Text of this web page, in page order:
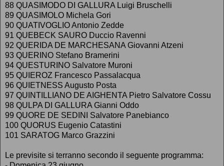
88 QUASIMODO DI GALLURA Luigi Bruschelli
89 QUASIMOLO Michela Gori
90 QUATIVOGLIO Antonio Zedde
91 QUEBECK SAURO Duccio Ravenni
92 QUERIDA DE MARCHESANA Giovanni Atzeni
93 QUERINO Stefano Bramerini
94 QUESTURINO Salvatore Muroni
95 QUIEROZ Francesco Passalacqua
96 QUIETNESS Augusto Posta
97 QUINTILLIANO DE AIGHENTA Pietro Salvatore Cossu
98 QULPA DI GALLURA Gianni Oddo
99 QUORE DE SEDINI Salvatore Panebianco
100 QUORUS Eugenio Catastini
101 SARATOG Marco Grazzini
Le previsite si terranno secondo il seguente programma: